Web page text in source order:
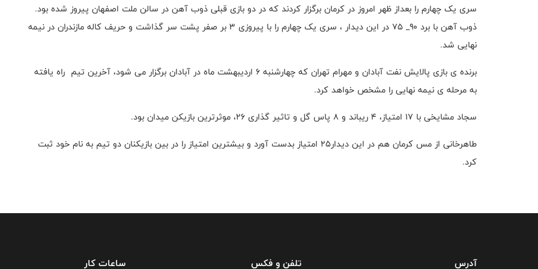
سری یک چهارم را بعداز ظهر امروز در کرمان برگزار کردند که در دو بازی قبلی ذوب آهن در سالن ملت اصفهان پیروز شده بود.
ذوب آهن با برد ۹۰_ ۷۵ در این دیدار ، سری یک چهارم را با پیروزی ۳ بر صفر پشت سر گذاشت و حریف کاله مازندران در نیمه
نهایی شد.
برنده ی بازی پالایش نفت آبادان و مهرام تهران که چهارشنبه ۶ اردیبهشت ماه در آبادان برگزار می شود، آخرین تیم راه یافته
به مرحله ی نیمه نهایی را مشخص خواهد کرد.
سجاد مشایخی با ۱۷ امتیاز، ۴ ریباند و ۸ پاس گل و تاثیر گذاری ۲۶، موثرترین بازیکن میدان بود.
طاهرخانی از مس کرمان هم در این دیدار۲۵ امتیاز بدست آورد و بیشترین امتیاز را در بین بازیکنان دو تیم به نام خود ثبت
کرد.
آدرس تلفن و فکس ساعات کار